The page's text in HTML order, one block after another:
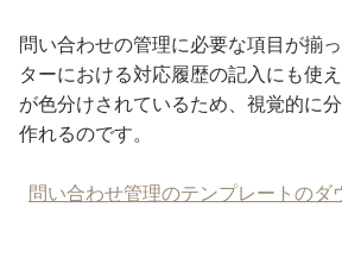
問い合わせの管理に必要な項目が揃
ターにおける対応履歴の記入にも使
が色分けされているため、視覚的に
作れるのです。
問い合わせ管理のテンプレートのダ